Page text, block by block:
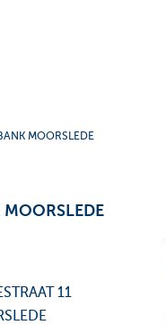
MOORSLEDE
MOORSLEDE
11